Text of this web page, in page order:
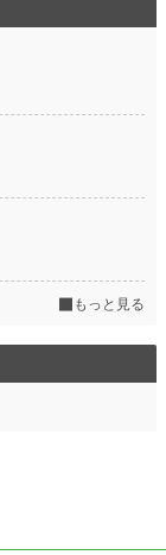
もっと見る